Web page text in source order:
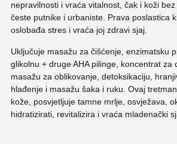
nepravilnosti i vraća vitalnost, čak i koži
česte putnike i urbaniste. Prava poslastica
oslobađa stres i vraća joj zdravi sjaj.
Uključuje masažu za čišćenje, enzimatsku
glikolnu + druge AHA pilinge, koncentrat za
masažu za oblikovanje, detoksikaciju,
hlađenje i masažu šaka i ruku. Ovaj
kože, posvjetljuje tamne mrlje, osvježava,
hidratizirati, revitalizira i vraća mladenački